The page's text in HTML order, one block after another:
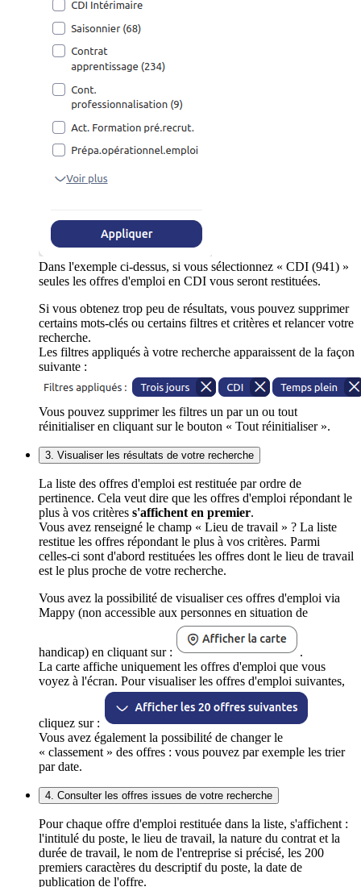
Dans l'exemple ci-dessus, si vous sélectionnez « CDI (941) »
seules les offres d'emploi en CDI vous seront restituées.
Si vous obtenez trop peu de résultats, vous pouvez supprimer
certains mots-clés ou certains filtres et critères et relancer votre
recherche.
Les filtres appliqués à votre recherche apparaissent de la façon
suivante :
Vous pouvez supprimer les filtres un par un ou tout
réinitialiser en cliquant sur le bouton « Tout réinitialiser ».
3. Visualiser les résultats de votre recherche
La liste des offres d'emploi est restituée par ordre de
pertinence. Cela veut dire que les offres d'emploi répondant le
plus à vos critères s'affichent en premier.
Vous avez renseigné le champ « Lieu de travail » ? La liste
restitue les offres répondant le plus à vos critères. Parmi
celles-ci sont d'abord restituées les offres dont le lieu de travail
est le plus proche de votre recherche.
Vous avez la possibilité de visualiser ces offres d'emploi via
Mappy (non accessible aux personnes en situation de
handicap) en cliquant sur :
.
La carte affiche uniquement les offres d'emploi que vous
voyez à l'écran. Pour visualiser les offres d'emploi suivantes,
cliquez sur :
Vous avez également la possibilité de changer le
« classement » des offres : vous pouvez par exemple les trier
par date.
4. Consulter les offres issues de votre recherche
Pour chaque offre d'emploi restituée dans la liste, s'affichent :
l'intitulé du poste, le lieu de travail, la nature du contrat et la
durée de travail, le nom de l'entreprise si précisé, les 200
premiers caractères du descriptif du poste, la date de
publication de l'offre.